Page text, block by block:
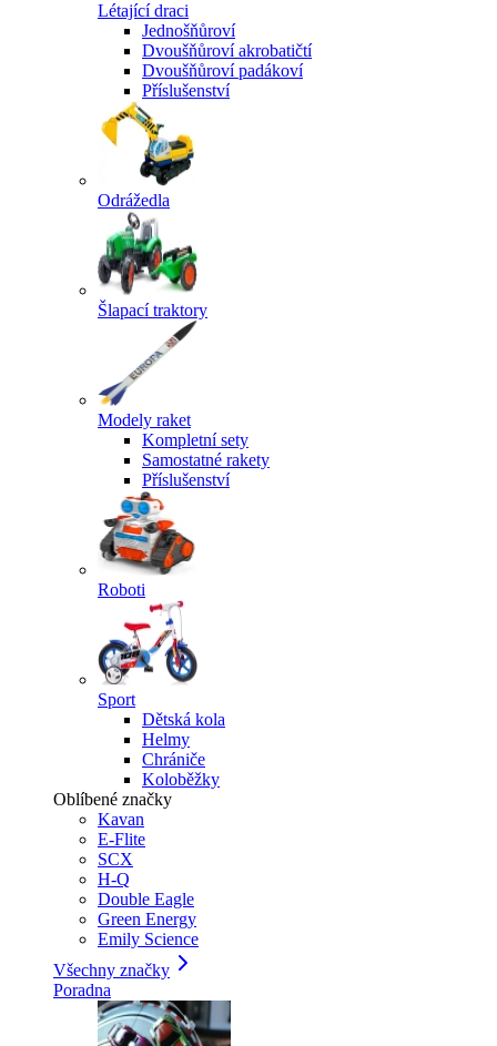
Létající draci
Jednošňůroví
Dvoušňůroví akrobatičtí
Dvoušňůroví padákoví
Příslušenství
Odrážedla
Šlapací traktory
Modely raket
Kompletní sety
Samostatné rakety
Příslušenství
Roboti
Sport
Dětská kola
Helmy
Chrániče
Koloběžky
Oblíbené značky
Kavan
E-Flite
SCX
H-Q
Double Eagle
Green Energy
Emily Science
Všechny značky
Poradna